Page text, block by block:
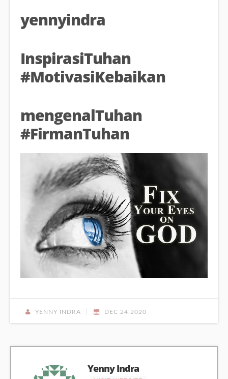
yennyindra
InspirasiTuhan
#MotivasiKebaikan
mengenalTuhan
#FirmanTuhan
YENNY INDRA DEC 24,2020
Yenny Indra